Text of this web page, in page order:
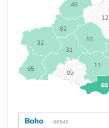
09
11
12
31
32
46
65
66
81
82
Baho - 66540